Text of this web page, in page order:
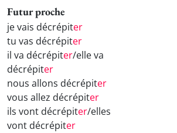
Futur proche
je vais décrépiter
tu vas décrépiter
il va décrépiter/elle va
décrépiter
nous allons décrépiter
vous allez décrépiter
ils vont décrépiter/elles
vont décrépiter